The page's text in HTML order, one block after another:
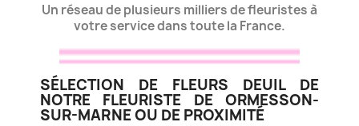
Un réseau de plusieurs milliers de fleuristes à
votre service dans toute la France.
SÉLECTION DE FLEURS DEUIL DE
NOTRE FLEURISTE DE ORMESSON-
SUR-MARNE OU DE PROXIMITÉ